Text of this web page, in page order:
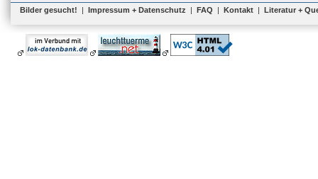
Bilder gesucht! | Impressum + Datenschutz | FAQ | Kontakt | Literatur +